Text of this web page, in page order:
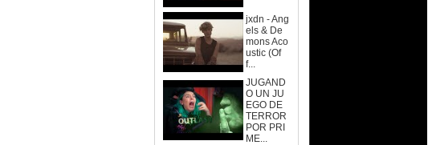
jxdn - Ang
els & De
mons Aco
ustic (Of
f...
JUGAND
O UN JU
EGO DE
TERROR
POR PRI
ME...